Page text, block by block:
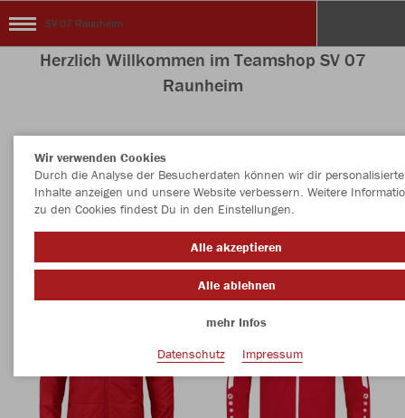
SV 07 Raunheim
Herzlich Willkommen im Teamshop SV 07
Raunheim
Nachhaltig Farbe
Wir verwenden Cookies
Durch die Analyse der Besucherdaten können wir dir personalisierte
Inhalte anzeigen und unsere Website verbessern. Weitere
zu den Cookies findest Du in den Einstellungen.
Alle akzeptieren
Alle ablehnen
mehr Infos
Datenschutz
Impressum